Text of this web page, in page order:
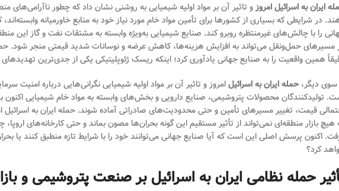
ایران به اسرائیل امروزو تاثیر آن بر مواد اولیه شیمیایی به روشنی نشان داد که چطور ناآرامی‌های
در شرایطی که بسیاری از کشورها برای تأمین مواد خام مورد نیاز خود به منابع خاورمیانه
را با چالش‌های غیرمنتظره روبرو کند. صنایع شیمیایی به‌ویژه وابسته به مشتقات نفت و گاز این
مسیرهای حمل‌ونقل می‌تواند به افزایش هزینه‌ها، کاهش عرضه و نوسانات شدید قیمتی منجر شود. حمله
همین واقعیت را به صنایع جهانی یادآوری کرد؛ اینکه ریسک ژئوپلیتیکی یکی از جدی‌ترین
سوی دیگر،حمله ایران به اسرائیلامروز و تاثیر آن بر مواد اولیه شیمیایی نگرانی‌هایی درباره امنیت
تولیدکنندگان محصولات پتروشیمی، صنایع دارویی و بخش‌های وابسته به مواد خام شیمیایی اکنون
قیمت، تغییر مسیرهای تأمین و حتی محدودیت‌های صادراتی آماده شوند. حمله ایران به اسرائیل
هیچ بازار منطقه‌ای نمی‌تواند از تأثیر مستقیم این گونه بحران‌ها مصون بماند و حتی کارخانه‌های
اکنون پرسش اصلی این است که آیا صنایع جهانی می‌توانند خود را با شرایط تازه منطبق کنند یا
کرد؟
حمله نظامی ایران به اسرائیل بر صنعت پتروشیمی و